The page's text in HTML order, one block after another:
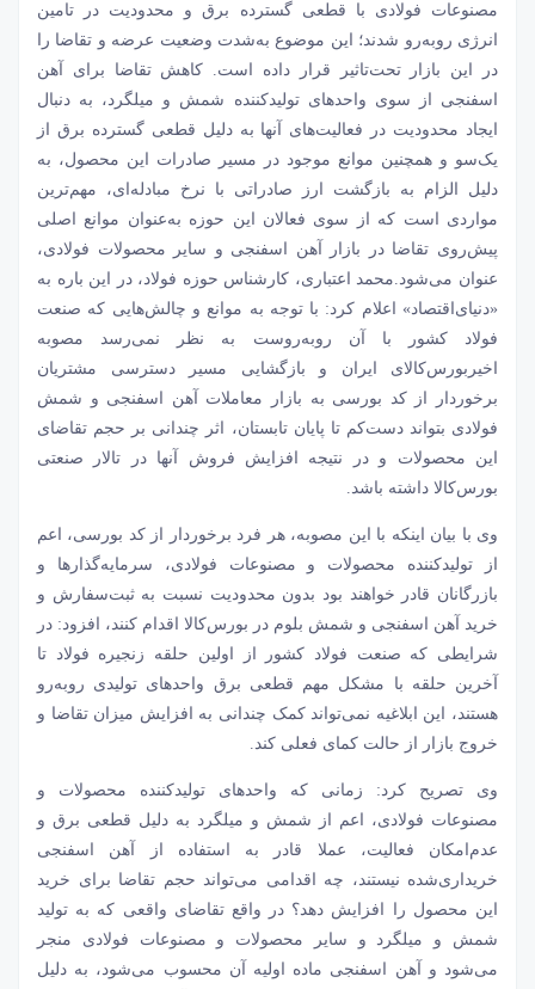
مصنوعات فولادی با قطعی گسترده برق و محدودیت‌‌‌ در تامین
انرژی روبه‌رو شدند؛ این موضوع به‌شدت وضعیت عرضه و تقاضا را
در این بازار تحت‌تاثیر قرار داده است. کاهش تقاضا برای آهن
اسفنجی از سوی واحدهای تولیدکننده شمش و میلگرد، به دنبال
ایجاد محدودیت در فعالیت‌‌‌های آنها به دلیل قطعی گسترده برق از
یک‌سو و همچنین موانع موجود در مسیر صادرات این محصول، به
دلیل الزام به بازگشت ارز صادراتی با نرخ مبادله‌‌‌ای، مهم‌ترین
مواردی است که از سوی فعالان این حوزه به‌عنوان موانع اصلی
پیش‌‌‌روی تقاضا در بازار آهن اسفنجی و سایر محصولات فولادی،
عنوان می‌شود.محمد اعتباری، کارشناس حوزه فولاد، در این باره به
«دنیای‌اقتصاد» اعلام کرد: با توجه به موانع و چالش‌‌‌هایی که صنعت
فولاد کشور با آن روبه‌روست به نظر نمی‌رسد مصوبه
اخیربورس‌کالای ایران و بازگشایی مسیر دسترسی مشتریان
برخوردار از کد بورسی به بازار معاملات آهن اسفنجی و شمش
فولادی بتواند دست‌کم تا پایان تابستان، اثر چندانی بر حجم تقاضای
این محصولات و در نتیجه افزایش فروش آنها در تالار صنعتی
بورس‌کالا داشته باشد.
وی با بیان اینکه با این مصوبه، هر فرد برخوردار از کد بورسی، اعم
از تولید‌‌‌کننده محصولات و مصنوعات فولادی، سرمایه‌گذارها و
بازرگانان قادر خواهند بود بدون محدودیت نسبت به ثبت‌سفارش و
خرید آهن اسفنجی و شمش بلوم در بورس‌کالا اقدام کنند، افزود: در
شرایطی که صنعت فولاد کشور از اولین حلقه زنجیره فولاد تا
آخرین حلقه با مشکل مهم قطعی برق واحدهای تولیدی روبه‌رو
هستند، این ابلاغیه نمی‌‌‌تواند کمک چندانی به افزایش میزان تقاضا و
خروج بازار از حالت کمای فعلی کند.
وی تصریح کرد: زمانی که واحدهای تولیدکننده محصولات و
مصنوعات فولادی، اعم از شمش و میلگرد به دلیل قطعی برق و
عدم‌امکان فعالیت، عملا قادر به استفاده از آهن اسفنجی
خریداری‌شده نیستند، چه اقدامی می‌‌‌تواند حجم تقاضا برای خرید
این محصول را افزایش دهد؟ در واقع تقاضای واقعی که به تولید
شمش و میلگرد و سایر محصولات و مصنوعات فولادی منجر
می‌شود و آهن اسفنجی ماده اولیه آن محسوب می‌شود، به دلیل